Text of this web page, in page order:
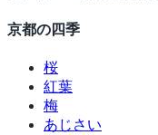
京都の四季
桜
紅葉
梅
あじさい